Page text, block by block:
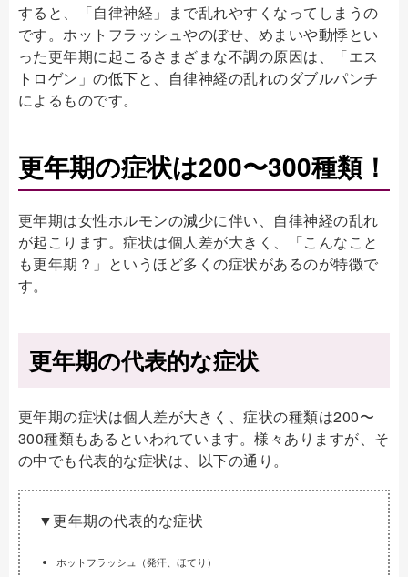
すると、「自律神経」まで乱れやすくなってしまうの
です。ホットフラッシュやのぼせ、めまいや動悸とい
った更年期に起こるさまざまな不調の原因は、「エス
トロゲン」の低下と、自律神経の乱れのダブルパンチ
によるものです。
更年期の症状は200〜300種類！
更年期は女性ホルモンの減少に伴い、自律神経の乱れ
が起こります。症状は個人差が大きく、「こんなこと
も更年期？」というほど多くの症状があるのが特徴で
す。
更年期の代表的な症状
更年期の症状は個人差が大きく、症状の種類は200〜
300種類もあるといわれています。様々ありますが、そ
の中でも代表的な症状は、以下の通り。
▼更年期の代表的な症状
ホットフラッシュ（発汗、ほてり）